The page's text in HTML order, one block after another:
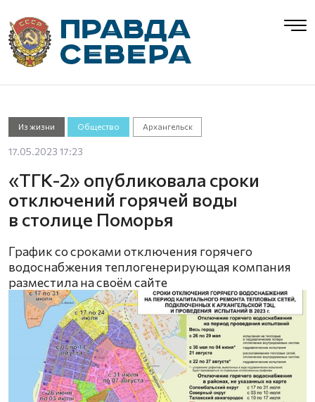
Из жизни Общество Архангельск
17.05.2023 17:23
«ТГК-2» опубликовала сроки
отключений горячей воды
в столице Поморья
График со сроками отключения горячего
водоснабжения теплогенерирующая компания
разместила на своём сайте